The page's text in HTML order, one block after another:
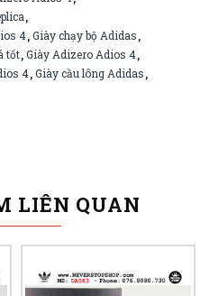
,
4,Giày chạy bộ Adidas,
tốt,Giày Adizero Adios 4,
4,Giày cầu lông Adidas,
LIÊN QUAN